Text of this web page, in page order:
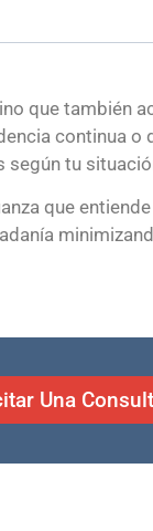
que también
continua o
según tu
que
Una